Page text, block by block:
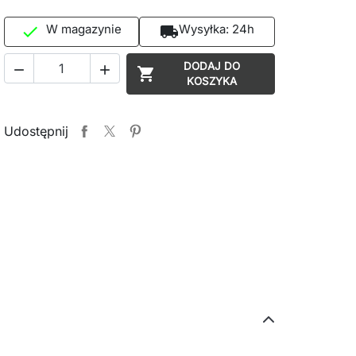
 W magazynie local_shippingWysyłka: 24h
  
DODAJ DO
KOSZYKA
Udostępnij